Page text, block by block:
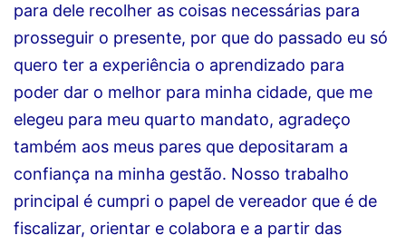
para dele recolher as coisas necessárias para
prosseguir o presente, por que do passado eu só
quero ter a experiência o aprendizado para
poder dar o melhor para minha cidade, que me
elegeu para meu quarto mandato, agradeço
também aos meus pares que depositaram a
confiança na minha gestão. Nosso trabalho
principal é cumpri o papel de vereador que é de
fiscalizar, orientar e colabora e a partir das